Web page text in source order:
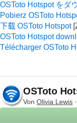
OSToto Hotspot をダ
Pobierz OSToto
下载 OSToto Hotspot
OSToto Hotspot
Télécharger OSToto
OSToto
Von Olivia Lewis